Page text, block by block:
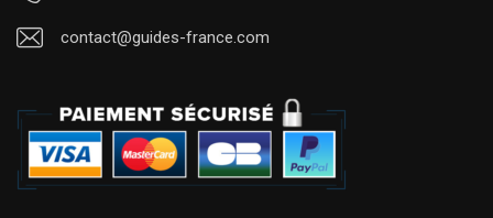
contact@guides-france.com